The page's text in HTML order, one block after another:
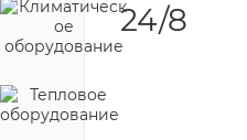
24/8